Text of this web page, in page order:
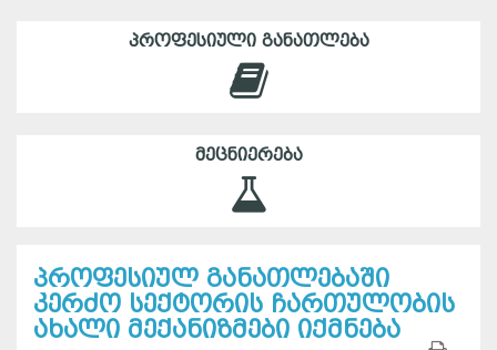
ᲞᲠᲝᲤᲔᲡᲘᲣᲚᲘ ᲒᲐᲜᲐᲗᲚᲔᲑᲐ
ᲛᲔᲪᲜᲘᲔᲠᲔᲑᲐ
პროფესიულ განათლებაში
კერძო სექტორის ჩართულობის
ახალი მექანიზმები იქმნება